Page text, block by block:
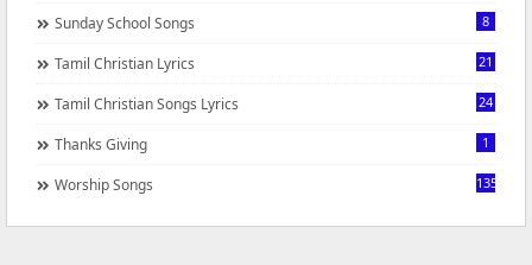
Sunday School Songs 8
Tamil Christian Lyrics 21
Tamil Christian Songs Lyrics 24
Thanks Giving 1
Worship Songs 1350